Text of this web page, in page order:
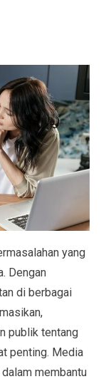
yang
Dengan
di berbagai
publik tentang
penting. Media
membantu